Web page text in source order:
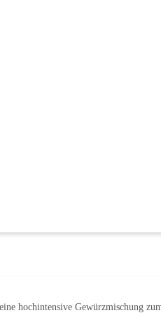
hochintensive Gewürzmischung